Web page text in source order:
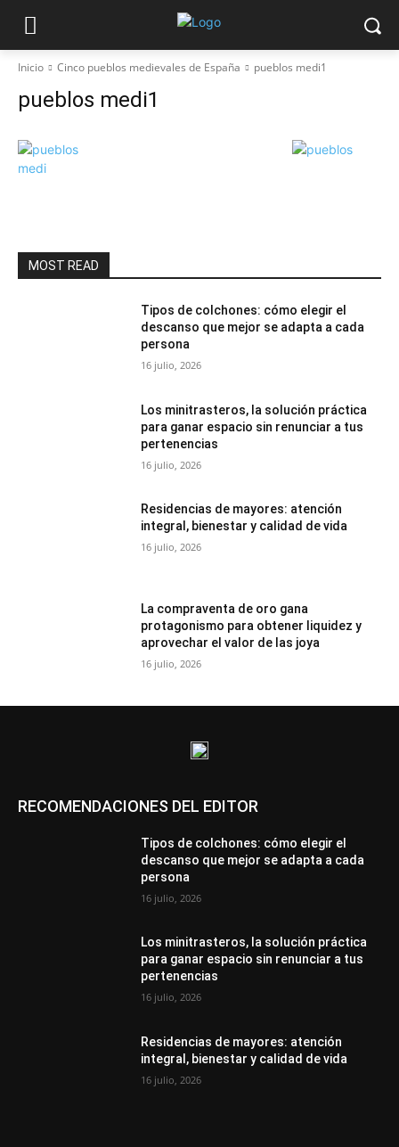
Inicio Cinco pueblos medievales de España pueblos medi1
pueblos medi1
MOST READ
Tipos de colchones: cómo elegir el
descanso que mejor se adapta a cada
persona
16 julio, 2026
Los minitrasteros, la solución práctica
para ganar espacio sin renunciar a tus
pertenencias
16 julio, 2026
Residencias de mayores: atención
integral, bienestar y calidad de vida
16 julio, 2026
La compraventa de oro gana
protagonismo para obtener liquidez y
aprovechar el valor de las joya
16 julio, 2026
RECOMENDACIONES DEL EDITOR
Tipos de colchones: cómo elegir el
descanso que mejor se adapta a cada
persona
16 julio, 2026
Los minitrasteros, la solución práctica
para ganar espacio sin renunciar a tus
pertenencias
16 julio, 2026
Residencias de mayores: atención
integral, bienestar y calidad de vida
16 julio, 2026